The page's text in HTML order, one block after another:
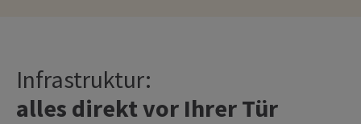
Infrastruktur:
alles direkt vor Ihrer Tür